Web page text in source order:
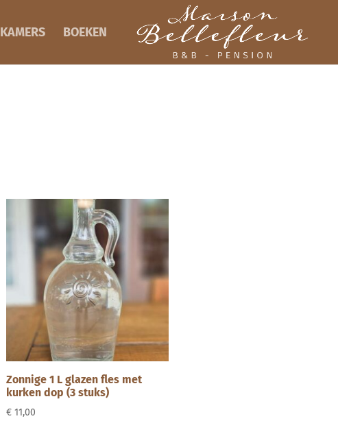
KAMERS BOEKEN
Zonnige 1 L glazen fles met
kurken dop (3 stuks)
€ 11,00